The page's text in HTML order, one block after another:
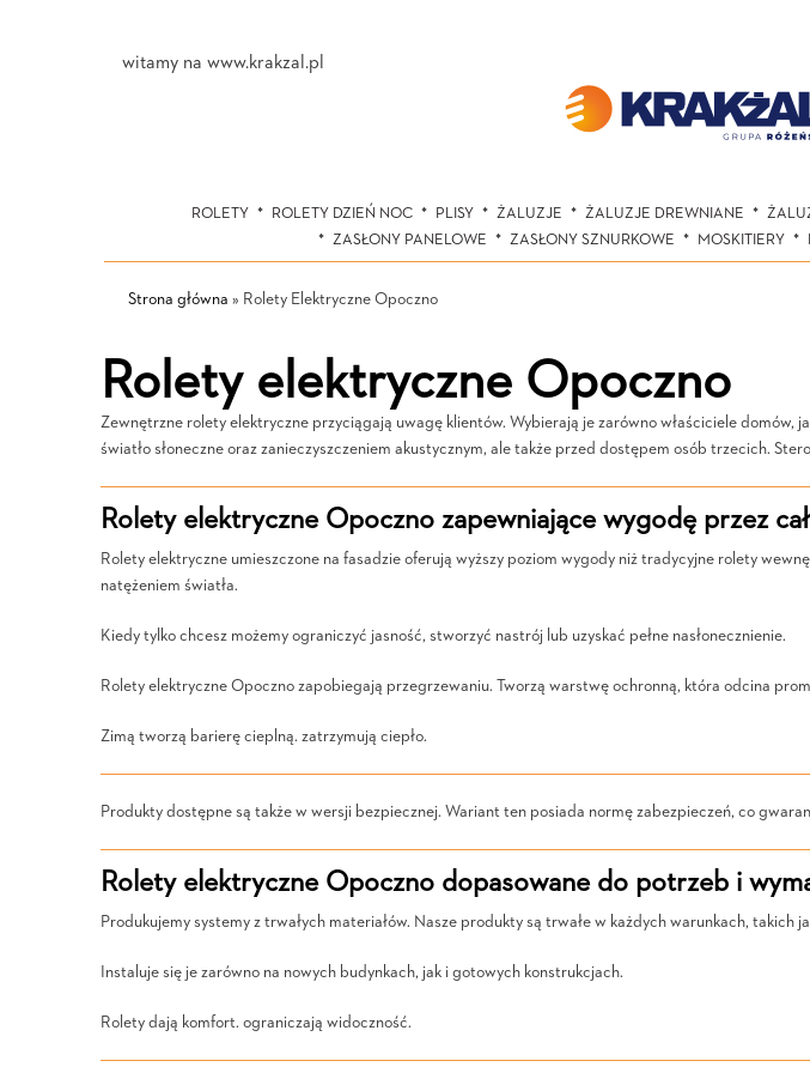
witamy na www.krakzal.pl
ROLETY ROLETY DZIEŃ NOC PLISY ŻALUZJE ŻALUZJE DREWNIANE
ZASŁONY PANELOWE
ZASŁONY SZNURKOWE MOSKITIERY
Strona główna » Rolety Elektryczne Opoczno
Rolety elektryczne Opoczno
Zewnętrzne rolety elektryczne przyciągają uwagę klientów. Wybierają je zarówno właściciele
światło słoneczne oraz zanieczyszczeniem akustycznym, ale także przed dostępem osób trzecich.
Rolety elektryczne Opoczno zapewniające wygodę przez
Rolety elektryczne umieszczone na fasadzie oferują wyższy poziom wygody niż tradycyjne rolety
natężeniem światła.
Kiedy tylko chcesz możemy ograniczyć jasność, stworzyć nastrój lub uzyskać pełne nasłonecznienie.
Rolety elektryczne Opoczno zapobiegają przegrzewaniu. Tworzą warstwę ochronną, która odcina
Zimą tworzą barierę cieplną. zatrzymują ciepło.
Produkty dostępne są także w wersji bezpiecznej. Wariant ten posiada normę zabezpieczeń, co
Rolety elektryczne Opoczno dopasowane do potrzeb i
Produkujemy systemy z trwałych materiałów. Nasze produkty są trwałe w każdych warunkach, takich
Instaluje się je zarówno na nowych budynkach, jak i gotowych konstrukcjach.
Rolety dają komfort. ograniczają widoczność.